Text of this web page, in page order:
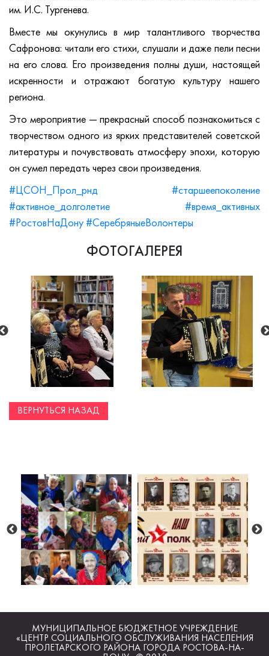
им. И.С. Тургенева.
Вместе мы окунулись в мир талантливого творчества
Сафронова: читали его стихи, слушали и даже пели песни
на его слова. Его произведения полны души, настоящей
искренности и отражают богатую культуру нашего
региона.
Это мероприятие — прекрасный способ познакомиться с
творчеством одного из ярких представителей советской
литературы и почувствовать атмосферу эпохи, которую
он сумел передать через свои произведения.
#ЦСОН_Прол_рнд
#старшеепоколение
#активное_долголетие
#время_активных
#РостовНаДону #СеребряныеВолонтеры
ФОТОГАЛЕРЕЯ
ВЕРНУТЬСЯ НАЗАД
МУНИЦИПАЛЬНОЕ БЮДЖЕТНОЕ УЧРЕЖДЕНИЕ
«ЦЕНТР СОЦИАЛЬНОГО ОБСЛУЖИВАНИЯ НАСЕЛЕНИЯ
ПРОЛЕТАРСКОГО РАЙОНА ГОРОДА РОСТОВА-НА-